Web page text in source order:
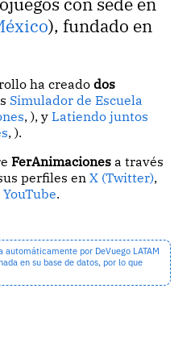
con sede en
), fundado en
ha creadodos
Simulador de Escuela
, ), yLatiendo juntos
, ).
FerAnimaciones a través
perfiles enX (Twitter),
YouTube.
automáticamente por DeVuego LATAM
en su base de datos, por lo que